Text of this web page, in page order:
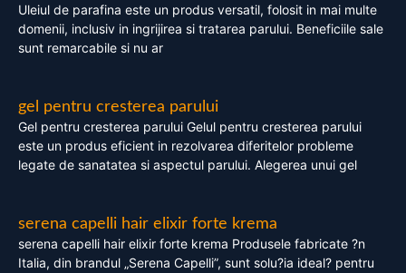
Uleiul de parafina este un produs versatil, folosit in mai multe
domenii, inclusiv in ingrijirea si tratarea parului. Beneficiile sale
sunt remarcabile si nu ar
gel pentru cresterea parului
Gel pentru cresterea parului Gelul pentru cresterea parului
este un produs eficient in rezolvarea diferitelor probleme
legate de sanatatea si aspectul parului. Alegerea unui gel
serena capelli hair elixir forte krema
serena capelli hair elixir forte krema Produsele fabricate ?n
Italia, din brandul „Serena Capelli”, sunt solu?ia ideal? pentru